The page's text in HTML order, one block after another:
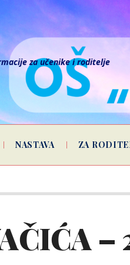
za učenike i roditelje
NASTAVA ZA